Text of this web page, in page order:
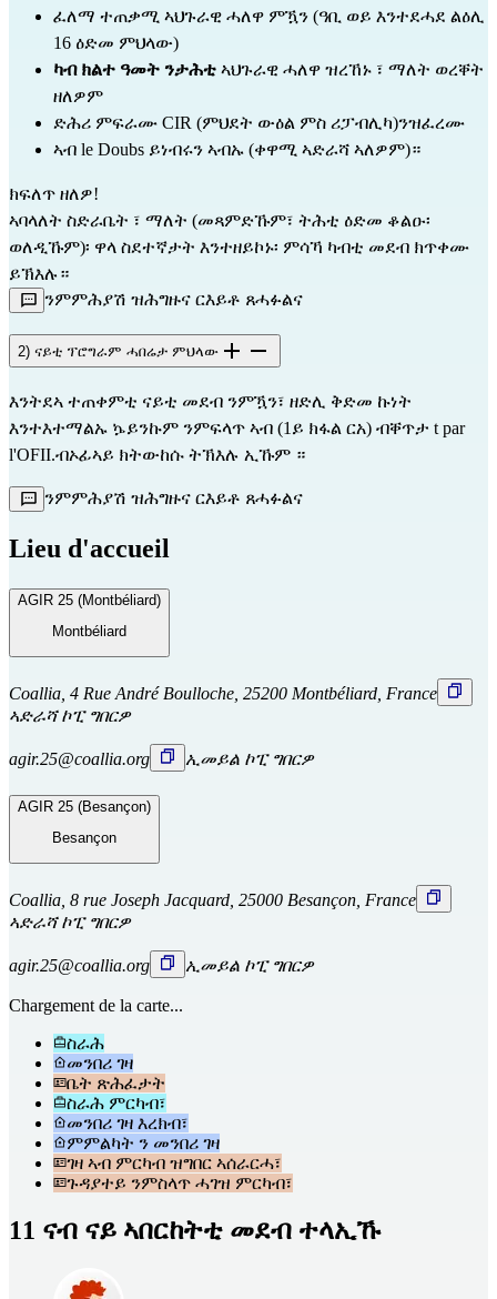
ፈለማ ተጠቃሚ ኣህጉራዊ ሓለዋ ምዃን (ዓቢ ወይ እንተደሓደ ልዕሊ
16 ዕድመ ምህላው)
ካብ ክልተ ዓመት ንታሕቲ ኣህጉራዊ ሓለዋ ዝረኸኑ ፣ ማለት ወረቐት
ዘለዎም
ድሕሪ ምፍራሙ CIR (ምህደት ውዕል ምስ ሪፓብሊካ)ንዝፈረሙ
ኣብ le Doubs ይነብሩን ኣብኡ (ቀዋሚ ኣድራሻ ኣለዎም)።
ክፍለጥ ዘለዎ!
ኣባላለት ስድራቤት ፣ ማለት (መጻምድኹም፣ ትሕቲ ዕድመ ቆልዑ፡
ወለዲኹም)፡ ዋላ ስደተኛታት እንተዘይኮኑ፡ ምሳኻ ካብቲ መደብ ክጥቀሙ
ይኽእሉ።
ንምምሕያሽ ዝሕግዙና ርእይቶ ጸሓፉልና
2) ናይቲ ፕሮግራም ሓበሬታ ምህላው
እንትደኣ ተጠቀምቲ ናይቲ መደብ ንምዃን፣ ዘድሊ ቅድመ ኩነት
እንተእተማልኡ ኴይንኩም ንምፍላጥ ኣብ (1ይ ክፋል ርአ) ብቐጥታ t par
l'OFII.ብኦፊኣይ ክትውከሱ ትኽእሉ ኢኹም ።
ንምምሕያሽ ዝሕግዙና ርእይቶ ጸሓፉልና
Lieu d'accueil
AGIR 25 (Montbéliard)
Montbéliard
Coallia, 4 Rue André Boulloche, 25200 Montbéliard, France
ኣድራሻ ኮፒ ግበርዎ
agir.25@coallia.org ኢመይል ኮፒ ግበርዎ
AGIR 25 (Besançon)
Besançon
Coallia, 8 rue Joseph Jacquard, 25000 Besançon, France
ኣድራሻ ኮፒ ግበርዎ
agir.25@coallia.org ኢመይል ኮፒ ግበርዎ
Chargement de la carte...
ስራሕ
መንበሪ ገዛ
ቤት ጽሕፈታት
ስራሕ ምርካብ፣
መንበሪ ገዛ እረክብ፣
ምምልካት ን መንበሪ ገዛ
ገዛ ኣብ ምርካብ ዝግበር ኣሰራርሓ፣
ጉዳያተይ ንምስላጥ ሓገዝ ምርካብ፣
11 ናብ ናይ ኣበርከትቲ መደብ ተላኢኹ